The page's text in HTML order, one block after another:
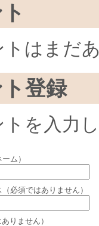
トはまだ
登録
トを入力
ム）
必須ではありません）
りません）